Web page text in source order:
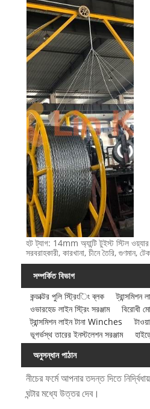
হট ট্যাগ: 14mm অ্যান্টি টুইস্ট স্টিল
সরবরাহকারী, কারখানা, চীনে তৈরি, গুণমান,
সম্পর্কিত বিভাগ
কন্ডাক্টর পুলি স্ট্রিংিং ব্লক
ট্রান্সমিশন
ওভারহেড লাইন স্ট্রিং সরঞ্জাম
বিরোধী
ট্রান্সমিশন লাইন টানা Winches
ভূগর্ভস্থ তারের ইনস্টলেশন সরঞ্জাম
অনুসন্ধান পাঠান
নীচের ফর্মে আপনার তদন্ত দিতে
ঘন্টার মধ্যে উত্তর দেব।